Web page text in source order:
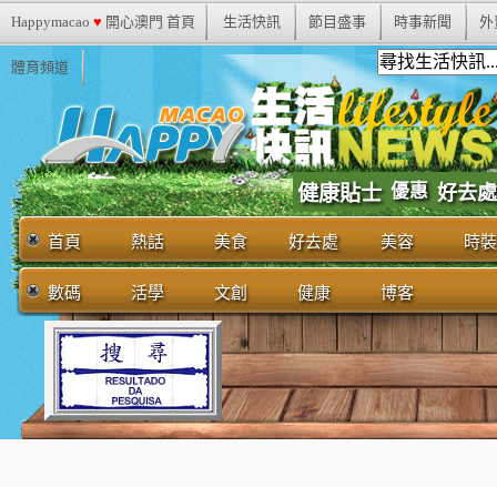
Happymacao ♥ 開心澳門 首頁 生活快訊 節目盛事 時事新聞 外
體育頻道
健康貼士 優惠 好去處
首頁 熱話 美食 好去處 美容 時裝
數碼 活學 文創 健康 博客